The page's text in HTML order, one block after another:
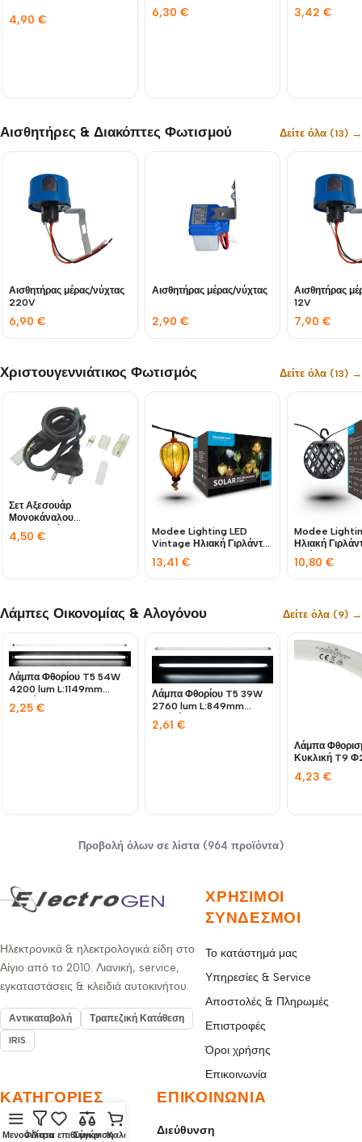
4,90 €
6,30 € 3,42€
Αισθητήρες & Διακόπτες Φωτισμού Δείτε όλα (13) →
Αισθητήρας μέρας/νύχτας
220V
6,90 €
Αισθητήρας μέρας/νύχτας
2,90 €
Αισθητήρας
12V
7,90€
Χριστουγεννιάτικος Φωτισμός Δείτε όλα (13) →
Σετ Αξεσουάρ
Μονοκάναλου
Φωτοσωλήνα LED FLAT
SMD3528 SGR
4,50 €
Modee Lighting LED
Vintage Ηλιακή Γιρλάντα
10db 4,9m
13,41 €
Modee
Ηλιακή
Φλόγας
10,80€
Λάμπες Οικονομίας & Αλογόνου Δείτε όλα (9) →
Λάμπα Φθορίου T5 54W
4200 lum L:1149mm
Λευκό 4000Κ
2,25 €
Λάμπα Φθορίου T5 39W
2760 lum L:849mm
Ψυχρό 6400Κ
2,61 €
Λάμπα
Κυκλική T9
32W 1800LM
LIGHT RLX
4,23€
Προβολή όλων σε λίστα (964 προϊόντα)
Ηλεκτρονικά & ηλεκτρολογικά είδη στο
Αίγιο από το 2010. Λιανική, service,
εγκαταστάσεις & κλειδιά αυτοκινήτου.
Αντικαταβολή
Τραπεζική Κατάθεση
IRIS
ΧΡΉΣΙΜΟΙ
ΣΎΝΔΕΣΜΟΙ
Το κατάστημά μας
Υπηρεσίες & Service
Αποστολές & Πληρωμές
Επιστροφές
Όροι χρήσης
Επικοινωνία
ΚΑΤΗΓΟΡΊΕΣ
Φωτισμός
ΕΠΙΚΟΙΝΩΝΊΑ
Διεύθυνση
ΜενούΦίλτρα
Λίστα επιθυμιών
ΣύγκρισηΚαλάθι